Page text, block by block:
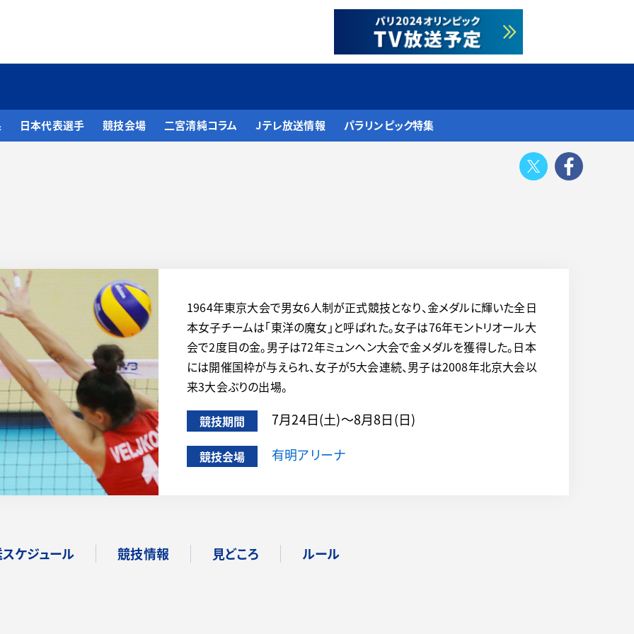
日本代表選手 競技会場 二宮清純コラム Jテレ放送情報 パラリンピック特集
Twitter
1964年東京大会で男女6人制が正式競技となり、金メダルに輝いた全日
本女子チームは「東洋の魔女」と呼ばれた。女子は76年モントリオール大
会で2度目の金。男子は72年ミュンヘン大会で金メダルを獲得した。日本
には開催国枠が与えられ、女子が5大会連続、男子は2008年北京大会以
来3大会ぶりの出場。
競技期間 7月24日(土)～8月8日(日)
競技会場 有明アリーナ
ケジュール 競技情報 見どころ ルール